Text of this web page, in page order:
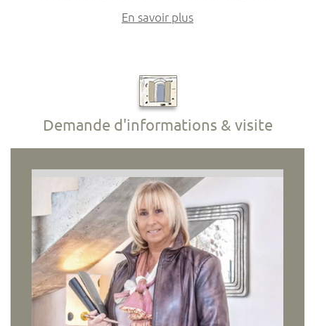
En savoir plus
Demande d'informations & visite